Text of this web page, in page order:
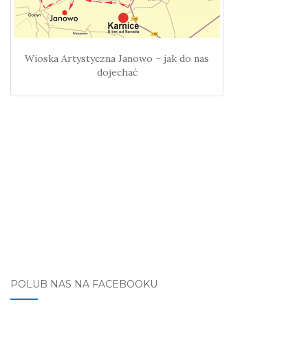
Wioska Artystyczna Janowo – jak do nas
dojechać
POLUB NAS NA FACEBOOKU